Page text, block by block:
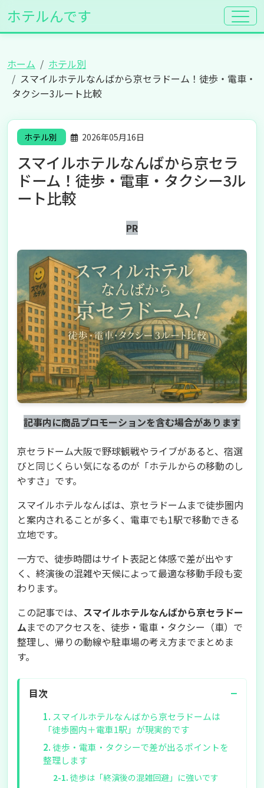
ホテルんです
ホーム
ホテル別
スマイルホテルなんばから京セラドーム！徒歩・電車・
タクシー3ルート比較
ホテル別 2026年05月16日
スマイルホテルなんばから京セラ
ドーム！徒歩・電車・タクシー3ル
ート比較
PR
記事内に商品プロモーションを含む場合があります
京セラドーム大阪で野球観戦やライブがあると、宿選
びと同じくらい気になるのが「ホテルからの移動のし
やすさ」です。
スマイルホテルなんばは、京セラドームまで徒歩圏内
と案内されることが多く、電車でも1駅で移動できる
立地です。
一方で、徒歩時間はサイト表記と体感で差が出やす
く、終演後の混雑や天候によって最適な移動手段も変
わります。
この記事では、 スマイルホテルなんばから京セラドー
ムまでのアクセスを、徒歩・電車・タクシー（車）で
整理し、帰りの動線や駐車場の考え方までまとめま
す。
目次 −
スマイルホテルなんばから京セラドームは
「徒歩圏内＋電車1駅」が現実的です
徒歩・電車・タクシーで差が出るポイントを
整理します
徒歩は「終演後の混雑回避」に強いです